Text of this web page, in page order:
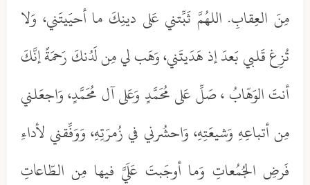
مِنَ العِقابِ. اللهُمَّ ثَبِّتني عَلى دينِكَ ما أحيَيتَني، وَلا
تُزِغ قَلبي بَعدَ إذ هَدَيتَني، وَهَب لي مِن لَدُنكَ رَحمَةً إنَّكَ
أنتَ الوَهّابُ ، صَلِّ عَلى مُحَمَّدٍ وَعَلى آل مُحَمَّدٍ، وَاجعَلني
مِن أتباعِهِ وَشيعَتِهِ، وَاحشُرني في زُمرَتِهِ، وَوَفِّقني لأداءِ
فَرضِ الجُمُعاتِ وَما أوجَبتَ عَلَيَّ فيها مِن الطّاعاتِ